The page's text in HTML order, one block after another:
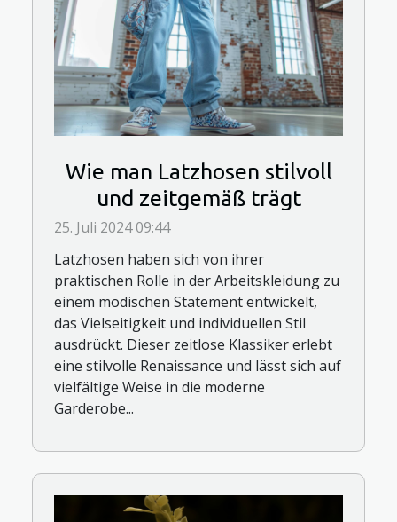
Wie man Latzhosen stilvoll
und zeitgemäß trägt
25. Juli 2024 09:44
Latzhosen haben sich von ihrer
praktischen Rolle in der Arbeitskleidung zu
einem modischen Statement entwickelt,
das Vielseitigkeit und individuellen Stil
ausdrückt. Dieser zeitlose Klassiker erlebt
eine stilvolle Renaissance und lässt sich auf
vielfältige Weise in die moderne
Garderobe...